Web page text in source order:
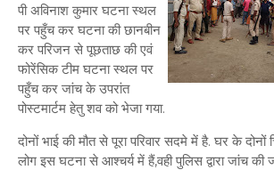
पी अविनाश कुमार घटना स्थल
पर पहुँच कर घटना की छानबीन
कर परिजन से पूछताछ की एवं
फोरेंसिक टीम घटना स्थल पर
पहुँच कर जांच के उपरांत
पोस्टमार्टम हेतु शव को भेजा गया.
दोनों भाई की मौत से पूरा परिवार सदमे में है. घर के
लोग इस घटना से आश्चर्य में हैं,वही पुलिस द्वारा जांच की